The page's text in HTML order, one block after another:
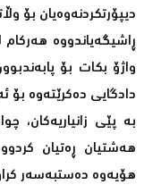
دیپۆرتكردنه‌وه‌یان بۆ
ڕاشیگه‌یاندووه‌ هه‌ركام
واژۆ بكات بۆ
دادگایی ده‌كرێته‌وه‌ بۆ
به‌ پێی زانیاریه‌كان،
هه‌شتیان ڕه‌تیان
هۆیه‌وه‌ ده‌ستبه‌سه‌ر